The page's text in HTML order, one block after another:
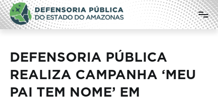
Pular
para
o
conteúdo
Defensoria Pública do Estado do
Amazonas
DEFENSORIA PÚBLICA
REALIZA CAMPANHA ‘MEU
PAI TEM NOME’ EM